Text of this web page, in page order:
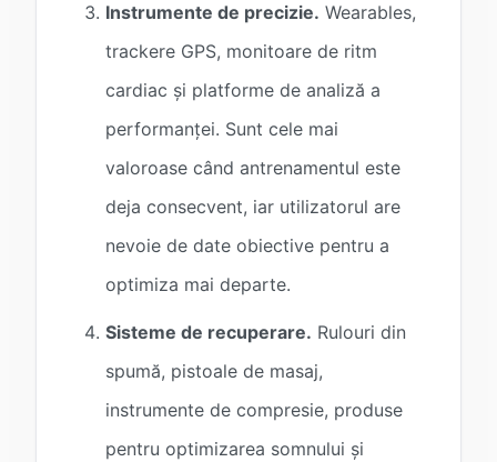
Instrumente de precizie. Wearables,
trackere GPS, monitoare de ritm
cardiac și platforme de analiză a
performanței. Sunt cele mai
valoroase când antrenamentul este
deja consecvent, iar utilizatorul are
nevoie de date obiective pentru a
optimiza mai departe.
Sisteme de recuperare. Rulouri din
spumă, pistoale de masaj,
instrumente de compresie, produse
pentru optimizarea somnului și